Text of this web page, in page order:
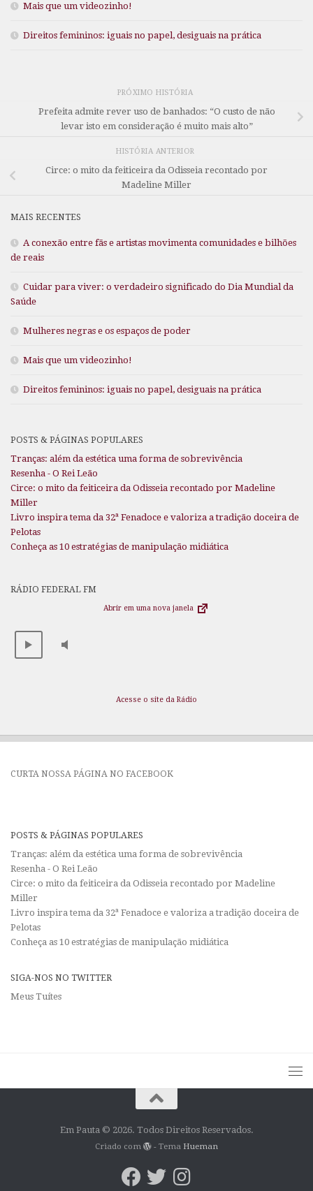
Mais que um videozinho!
Direitos femininos: iguais no papel, desiguais na prática
PRÓXIMO HISTÓRIA
Prefeita admite rever uso de banhados: “O custo de não
levar isto em consideração é muito mais alto”
HISTÓRIA ANTERIOR
Circe: o mito da feiticeira da Odisseia recontado por
Madeline Miller
MAIS RECENTES
A conexão entre fãs e artistas movimenta comunidades e bilhões
de reais
Cuidar para viver: o verdadeiro significado do Dia Mundial da
Saúde
Mulheres negras e os espaços de poder
Mais que um videozinho!
Direitos femininos: iguais no papel, desiguais na prática
POSTS & PÁGINAS POPULARES
Tranças: além da estética uma forma de sobrevivência
Resenha - O Rei Leão
Circe: o mito da feiticeira da Odisseia recontado por Madeline
Miller
Livro inspira tema da 32ª Fenadoce e valoriza a tradição doceira de
Pelotas
Conheça as 10 estratégias de manipulação midiática
RÁDIO FEDERAL FM
Abrir em uma nova janela
Acesse o site da Rádio
CURTA NOSSA PÁGINA NO FACEBOOK
POSTS & PÁGINAS POPULARES
Tranças: além da estética uma forma de sobrevivência
Resenha - O Rei Leão
Circe: o mito da feiticeira da Odisseia recontado por Madeline
Miller
Livro inspira tema da 32ª Fenadoce e valoriza a tradição doceira de
Pelotas
Conheça as 10 estratégias de manipulação midiática
SIGA-NOS NO TWITTER
Meus Tuítes
Em Pauta © 2026. Todos Direitos Reservados.
Criado com - Tema Hueman